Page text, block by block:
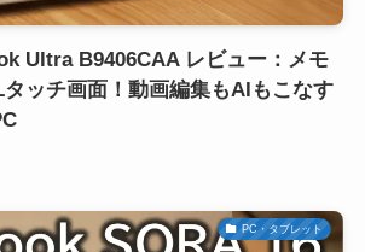
Ultra B9406CAA レビュー：メモ
タッチ画面！動画編集もAIもこなす
PC・タブレット